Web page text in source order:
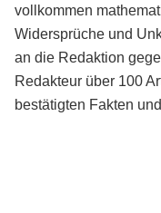
vollkommen
Widersprüche und
an die Redaktion
Redakteur über 100
bestätigten Fakten